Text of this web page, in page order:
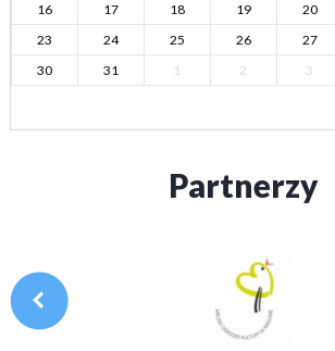
16
17 18 19 20
23
24 25 26 27
30
31 1 2 3
Partnerzy